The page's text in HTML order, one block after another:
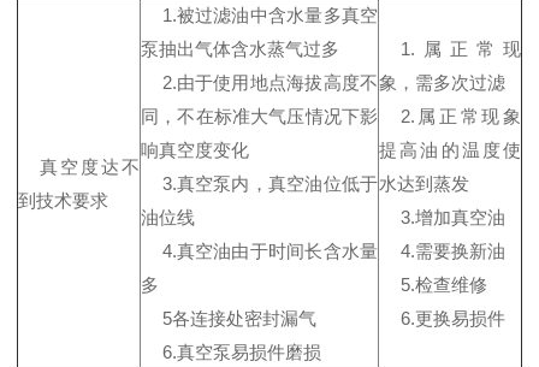
真空度达不
到技术要求
1.被过滤油中含水量多真空
泵抽出气体含水蒸气过多
2.由于使用地点海拔高度不
同，不在标准大气压情况下影
响真空度变化
3.真空泵内，真空油位低于
油位线
4.真空油由于时间长含水量
多
5各连接处密封漏气
6.真空泵易损件磨损
1.属正常现
象，需多次过滤
2.属正常现象
提高油的温度使
水达到蒸发
3.增加真空油
4.需要换新油
5.检查维修
6.更换易损件